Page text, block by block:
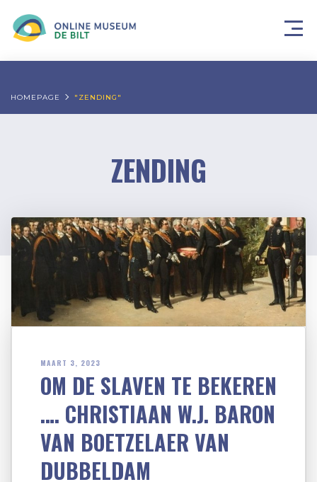
HOMEPAGE "ZENDING"
ZENDING
MAART 3, 2023
OM DE SLAVEN TE BEKEREN
…. CHRISTIAAN W.J. BARON
VAN BOETZELAER VAN
DUBBELDAM